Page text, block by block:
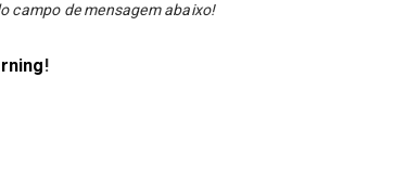
campo de mensagem abaixo!
!